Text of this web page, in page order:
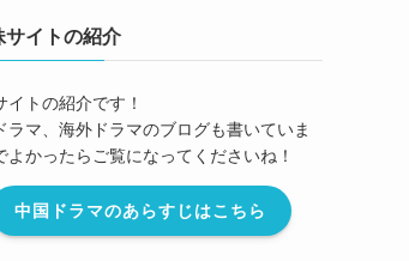
サイトの紹介
イトの紹介です！
ラマ、海外ドラマのブログも書いていま
よかったらご覧になってくださいね！
中国ドラマのあらすじはこちら